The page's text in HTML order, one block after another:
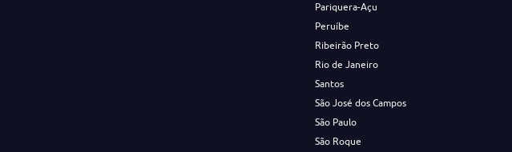
Pariquera-Açu
Peruíbe
Ribeirão Preto
Rio de Janeiro
Santos
São José dos Campos
São Paulo
São Roque